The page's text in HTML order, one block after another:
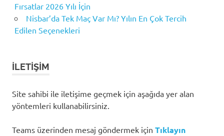
Fırsatlar 2026 Yılı İçin
Nisbar’da Tek Maç Var Mı? Yılın En Çok Tercih
Edilen Seçenekleri
İLETIŞIM
Site sahibi ile iletişime geçmek için aşağıda yer alan
yöntemleri kullanabilirsiniz.
Teams üzerinden mesaj göndermek için Tıklayın